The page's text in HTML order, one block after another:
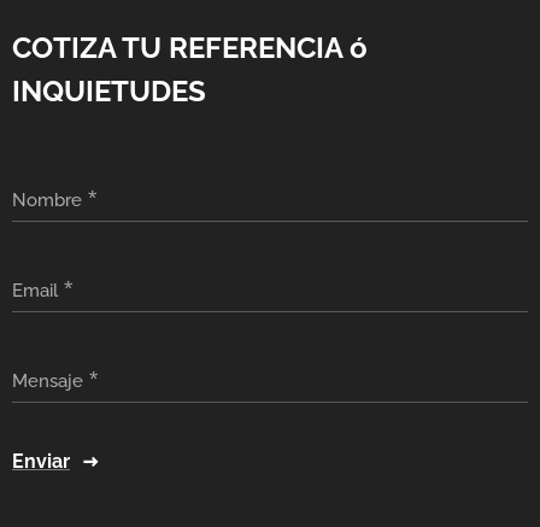
COTIZA TU REFERENCIA ó
INQUIETUDES
Nombre
Email
Mensaje
Enviar